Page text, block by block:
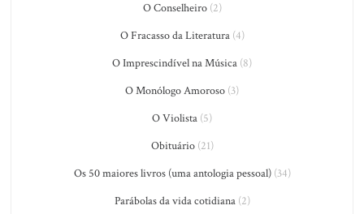
O Conselheiro(2)
O Fracasso da Literatura(4)
O Imprescindível na Música (8)
O Monólogo Amoroso (3)
O Violista (5)
Obituário(21)
Os 50 maiores livros (uma antologia pessoal)(34)
Parábolas da vida cotidiana(2)